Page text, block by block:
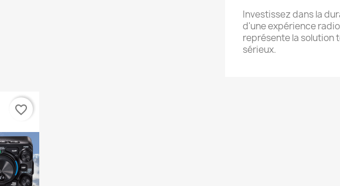
Investissez dans la
d'une expérience
représente la solution
sérieux.
favorite_border